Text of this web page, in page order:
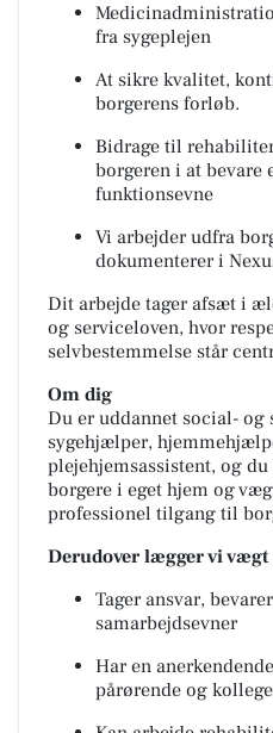
fra sygeplejen
At sikre kvalitet,
borgerens forløb.
Bidrage til
borgeren i at bevare
funktionsevne
Vi arbejder udfra
dokumenterer i
Dit arbejde tager afsæt i
og serviceloven, hvor
selvbestemmelse står
Om dig
Du er uddannet social-
sygehjælper,
plejehjemsassistent, og
borgere i eget hjem og
professionel tilgang til
Derudover lægger vi vægt
Tager ansvar,
samarbejdsevner
Har en
pårørende og